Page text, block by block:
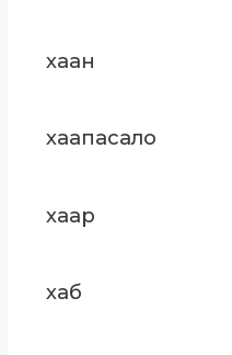
хаан
хаапасало
хаар
хаб